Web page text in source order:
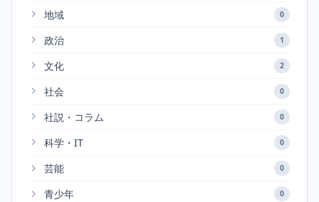
地域 0
政治 1
文化 2
社会 0
社説・コラム 0
科学・IT 0
芸能 0
青少年 0